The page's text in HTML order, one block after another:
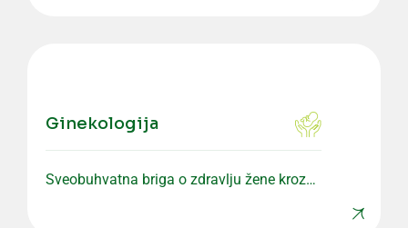
Ginekologija
Sveobuhvatna briga o zdravlju žene kroz